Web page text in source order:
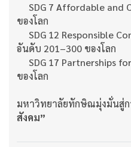
SDG 7 Affordable and
ของโลก
SDG 12 Responsible
อันดับ 201–300 ของโลก
SDG 17 Partnerships
ของโลก
มหาวิทยาลัยทักษิณมุ่งมั่นสู่ก
สังคม”